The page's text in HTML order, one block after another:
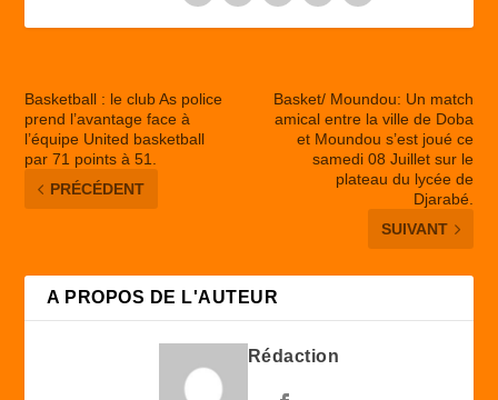
Basketball : le club As police
prend l’avantage face à
l’équipe United basketball
par 71 points à 51.
PRÉCÉDENT
Basket/ Moundou: Un match
amical entre la ville de Doba
et Moundou s’est joué ce
samedi 08 Juillet sur le
plateau du lycée de
Djarabé.
SUIVANT
A PROPOS DE L'AUTEUR
Rédaction